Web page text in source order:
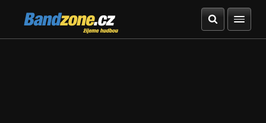
Bandzone.cz
žijeme hudbou